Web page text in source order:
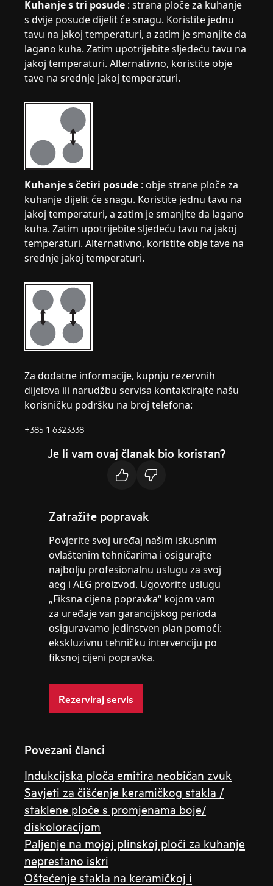
Kuhanje s tri posude : strana ploče za kuhanje
s dvije posude dijelit će snagu. Koristite jednu
tavu na jakoj temperaturi, a zatim je smanjite da
lagano kuha. Zatim upotrijebite sljedeću tavu na
jakoj temperaturi. Alternativno, koristite obje
tave na srednje jakoj temperaturi.
Kuhanje s četiri posude : obje strane ploče za
kuhanje dijelit će snagu. Koristite jednu tavu na
jakoj temperaturi, a zatim je smanjite da lagano
kuha. Zatim upotrijebite sljedeću tavu na jakoj
temperaturi. Alternativno, koristite obje tave na
srednje jakoj temperaturi.
Za dodatne informacije, kupnju rezervnih
dijelova ili narudžbu servisa kontaktirajte našu
korisničku podršku na broj telefona:
+385 1 6323338
Je li vam ovaj članak bio koristan?
Zatražite popravak
Povjerite svoj uređaj našim iskusnim
ovlaštenim tehničarima i osigurajte
najbolju profesionalnu uslugu za svoj
aeg i AEG proizvod. Ugovorite uslugu
„Fiksna cijena popravka“ kojom vam
za uređaje van garancijskog perioda
osiguravamo jedinstven plan pomoći:
ekskluzivnu tehničku intervenciju po
fiksnoj cijeni popravka.
Rezerviraj servis
Povezani članci
Indukcijska ploča emitira neobičan zvuk
Savjeti za čišćenje keramičkog stakla /
staklene ploče s promjenama boje/
diskoloracijom
Paljenje na mojoj plinskoj ploči za kuhanje
neprestano iskri
Oštećenje stakla na keramičkoj i